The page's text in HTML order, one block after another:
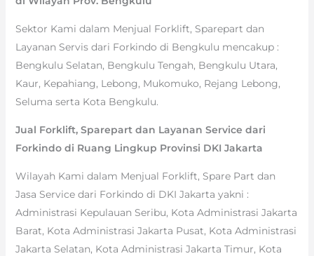
Sektor Kami dalam Menjual Forklift, Sparepart dan
Layanan Servis dari Forkindo di Bengkulu mencakup :
Bengkulu Selatan, Bengkulu Tengah, Bengkulu Utara,
Kaur, Kepahiang, Lebong, Mukomuko, Rejang Lebong,
Seluma serta Kota Bengkulu.
Jual Forklift, Sparepart dan Layanan Service dari
Forkindo di Ruang Lingkup Provinsi DKI Jakarta
Wilayah Kami dalam Menjual Forklift, Spare Part dan
Jasa Service dari Forkindo di DKI Jakarta yakni :
Administrasi Kepulauan Seribu, Kota Administrasi Jakarta
Barat, Kota Administrasi Jakarta Pusat, Kota Administrasi
Jakarta Selatan, Kota Administrasi Jakarta Timur, Kota